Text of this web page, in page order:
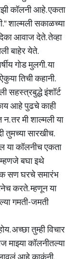
कॉलनी आहे. एकता
शाल्मली सकाळच्या
आवाज देते. तेव्हा
बाहेर येते.
गोड मुलगी. या
तिची कहानी.
सहस्त्रबुद्धे इंशॉर्ट
आहे पुढचे काही
मी शाल्मली या
तुमच्या सारखीच.
या कॉलनीच एकता
बघा इथे
सण घरचे समारंभ
करते. म्हणून या
गमती-जमती
अच्छा तुम्ही विचार
कॉलनीतल्या